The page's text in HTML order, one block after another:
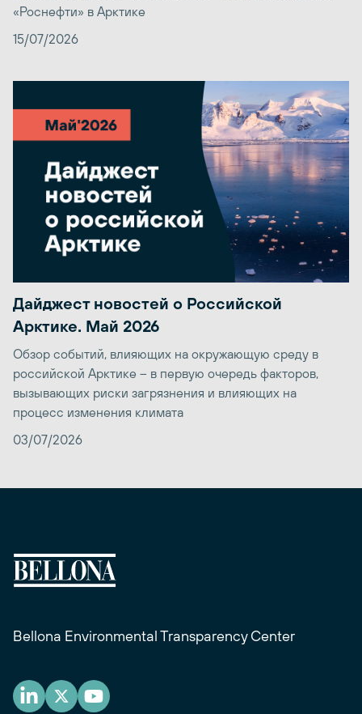
«Роснефти» в Арктике
15/07/2026
Дайджест новостей о Российской
Арктике. Май 2026
Обзор событий, влияющих на окружающую среду в
российской Арктике – в первую очередь факторов,
вызывающих риски загрязнения и влияющих на
процесс изменения климата
03/07/2026
Bellona Environmental Transparency Center